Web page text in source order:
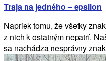
Traja na jedného – epsilon
Napriek tomu, že všetky
z nich k ostatným nepatrí.
sa nachádza nesprávny